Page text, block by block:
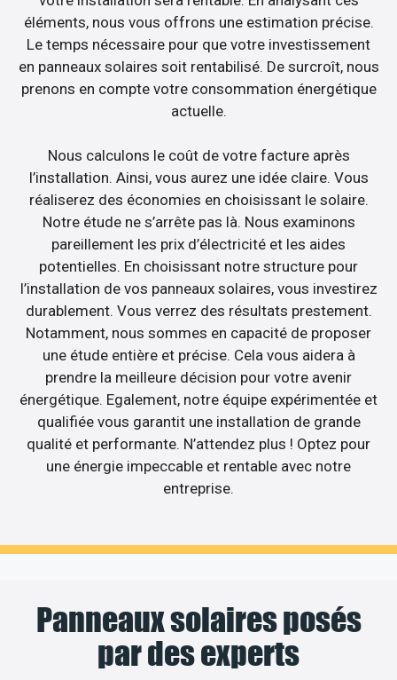
éléments, nous vous offrons une estimation précise.
Le temps nécessaire pour que votre investissement
en panneaux solaires soit rentabilisé. De surcroît, nous
prenons en compte votre consommation énergétique
actuelle.
Nous calculons le coût de votre facture après
l’installation. Ainsi, vous aurez une idée claire. Vous
réaliserez des économies en choisissant le solaire.
Notre étude ne s’arrête pas là. Nous examinons
pareillement les prix d’électricité et les aides
potentielles. En choisissant notre structure pour
l’installation de vos panneaux solaires, vous investirez
durablement. Vous verrez des résultats prestement.
Notamment, nous sommes en capacité de proposer
une étude entière et précise. Cela vous aidera à
prendre la meilleure décision pour votre avenir
énergétique. Egalement, notre équipe expérimentée et
qualifiée vous garantit une installation de grande
qualité et performante. N’attendez plus ! Optez pour
une énergie impeccable et rentable avec notre
entreprise.
Panneaux solaires posés
par des experts